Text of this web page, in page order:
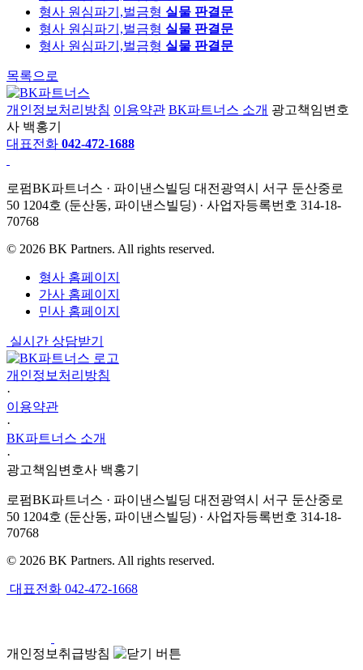
형사 원심파기,벌금형 실물 판결문
형사 원심파기,벌금형 실물 판결문
형사 원심파기,벌금형 실물 판결문
목록으로
개인정보처리방침 이용약관 BK파트너스 소개 광고책임변호
사 백홍기
대표전화 042-472-1688
로펌BK파트너스 · 파이낸스빌딩 대전광역시 서구 둔산중로
50 1204호 (둔산동, 파이낸스빌딩) · 사업자등록번호 314-18-
70768
© 2026 BK Partners. All rights reserved.
형사 홈페이지
가사 홈페이지
민사 홈페이지
실시간 상담받기
개인정보처리방침
·
이용약관
·
BK파트너스 소개
·
광고책임변호사 백홍기
로펌BK파트너스 · 파이낸스빌딩 대전광역시 서구 둔산중로
50 1204호 (둔산동, 파이낸스빌딩) · 사업자등록번호 314-18-
70768
© 2026 BK Partners. All rights reserved.
대표전화 042-472-1668
개인정보취급방침